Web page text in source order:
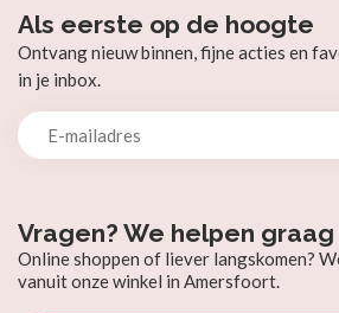
Vragen? We helpen graag
Online shoppen of liever langskomen?
vanuit onze winkel in Amersfoort.
Als eerste op de hoogte
Ontvang nieuw binnen, fijne acties en
in je inbox.